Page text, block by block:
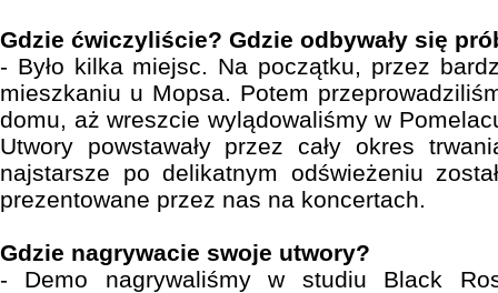
Gdzie ćwiczyliście? Gdzie odbywały się
- Było kilka miejsc. Na początku, przez
mieszkaniu u Mopsa. Potem
domu, aż wreszcie wylądowaliśmy w
Utwory powstawały przez cały okres
najstarsze po delikatnym odświeżeniu
prezentowane przez nas na koncertach.
Gdzie nagrywacie swoje utwory?
- Demo nagrywaliśmy w studiu Black